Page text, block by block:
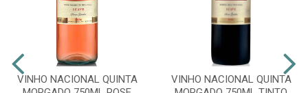
VINHO NACIONAL QUINTA
VINHO NACIONAL QUINTA